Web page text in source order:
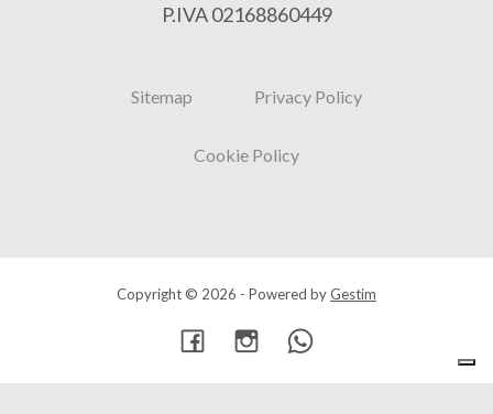
P.IVA 02168860449
Sitemap Privacy Policy
Cookie Policy
Copyright © 2026 - Powered byGestim